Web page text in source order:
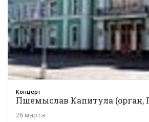
Концерт
Пшемыслав Капитула (орган,
26 марта